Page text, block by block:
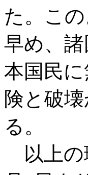
た。こ
早め、
本国民
険と破
る。
以上の